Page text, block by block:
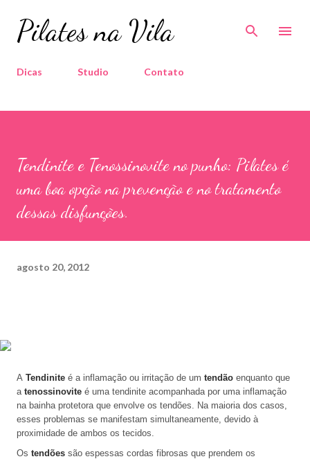
Pular para o conteúdo principal
Pilates na Vila
Dicas Studio Contato
Tendinite e Tenossinovite no punho: Pilates é
uma boa opção na prevenção e no tratamento
dessas disfunções.
agosto 20, 2012
A Tendinite é a inflamação ou irritação de um tendão enquanto que
a tenossinovite é uma tendinite acompanhada por uma inflamação
na bainha protetora que envolve os tendões. Na maioria dos casos,
esses problemas se manifestam simultaneamente, devido à
proximidade de ambos os tecidos.
Os tendões são espessas cordas fibrosas que prendem os